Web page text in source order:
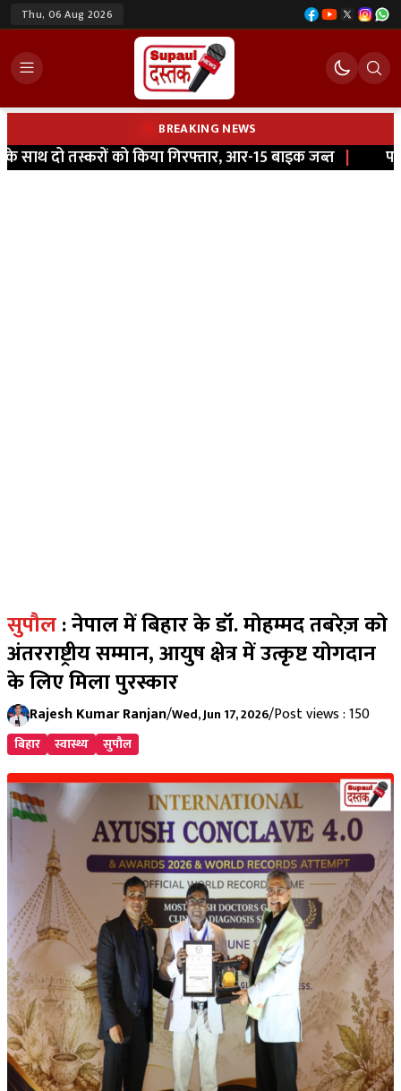
Thu, 06 Aug 2026
BREAKING NEWS
दो तस्करों को किया गिरफ्तार, आर-15 बाइक जब्त | पटना
सुपौल: नेपाल में बिहार के डॉ. मोहम्मद तबरेज़ को
अंतरराष्ट्रीय सम्मान, आयुष क्षेत्र में उत्कृष्ट योगदान
के लिए मिला पुरस्कार
Rajesh Kumar Ranjan/Wed, Jun 17, 2026/Post views : 150
बिहार स्वास्थ्य सुपौल